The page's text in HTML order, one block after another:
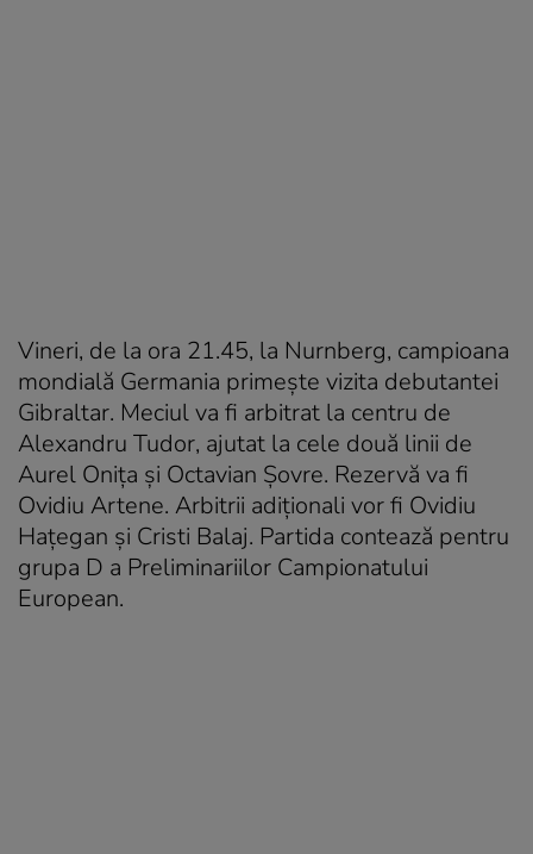
Vineri, de la ora 21.45, la Nurnberg, campioana
mondială Germania primește vizita debutantei
Gibraltar. Meciul va fi arbitrat la centru de
Alexandru Tudor, ajutat la cele două linii de
Aurel Onița și Octavian Șovre. Rezervă va fi
Ovidiu Artene. Arbitrii adiționali vor fi Ovidiu
Hațegan și Cristi Balaj. Partida contează pentru
grupa D a Preliminariilor Campionatului
European.